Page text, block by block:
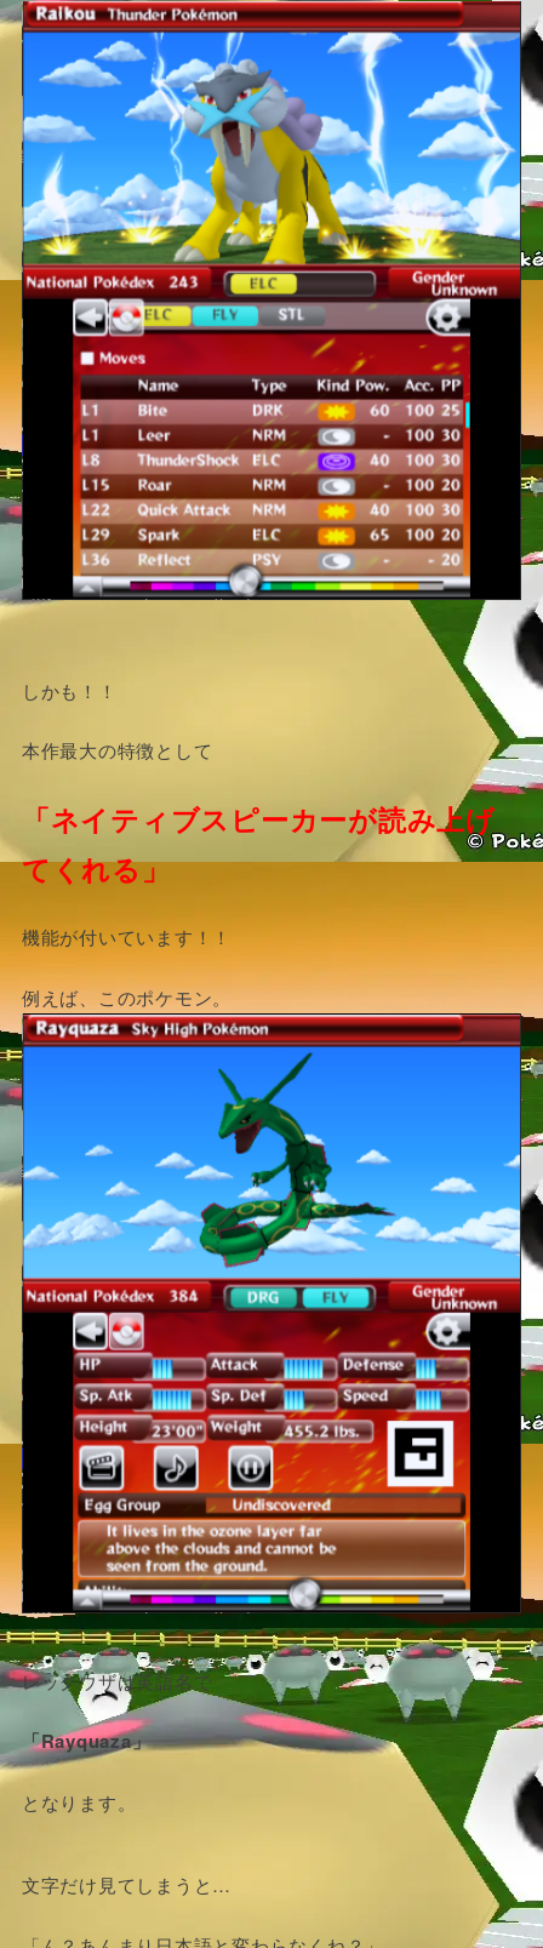
しかも！！
本作最大の特徴として
「ネイティブスピーカーが読み上げ
てくれる」
機能が付いています！！
例えば、このポケモン。
レックウザは英語名で
「Rayquaza」
となります。
文字だけ見てしまうと…